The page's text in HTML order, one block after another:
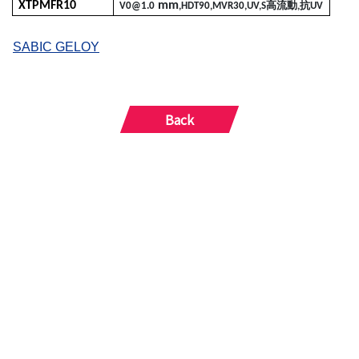
XTPMFR10 V0@1.0 mm,HDT90,MVR30,UV,S高流動,抗UV
SABIC GELOY
Back